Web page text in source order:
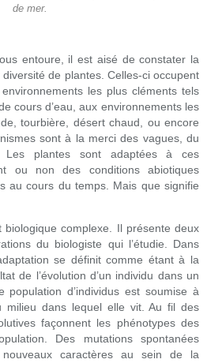
de mer.
entoure, il est aisé de constater la
de plantes. Celles-ci occupent
les plus cléments tels
cours d’eau, aux environnements les
tourbière, désert chaud, ou encore
sont à la merci des vagues, du
plantes sont adaptées à ces
ou non des conditions abiotiques
au cours du temps. Mais que signifie
biologique complexe. Il présente deux
du biologiste qui l’étudie. Dans
se définit comme étant à la
de l’évolution d’un individu dans un
population d’individus est soumise à
milieu dans lequel elle vit. Au fil des
façonnent les phénotypes des
Des mutations spontanées
caractères au sein de la